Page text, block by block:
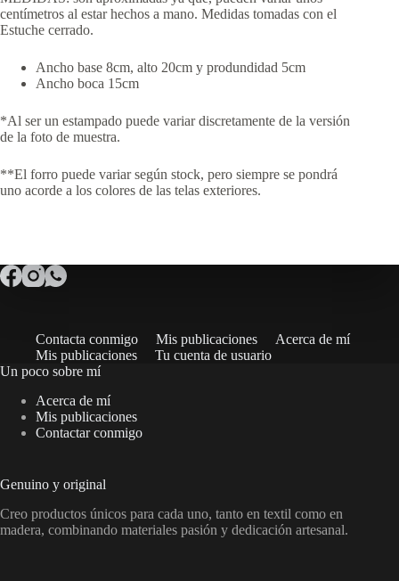
centímetros al estar hechos a mano. Medidas tomadas con el
Estuche cerrado.
Ancho base 8cm, alto 20cm y produndidad 5cm
Ancho boca 15cm
*Al ser un estampado puede variar discretamente de la versión
de la foto de muestra.
**El forro puede variar según stock, pero siempre se pondrá
uno acorde a los colores de las telas exteriores.
Contacta conmigo Mis publicaciones
Acerca de mí
Mis publicaciones
Tu cuenta de usuario
Un poco sobre mí
Acerca de mí
Mis publicaciones
Contactar conmigo
Genuino y original
Creo productos únicos para cada uno, tanto en textil como en
madera, combinando materiales pasión y dedicación artesanal.